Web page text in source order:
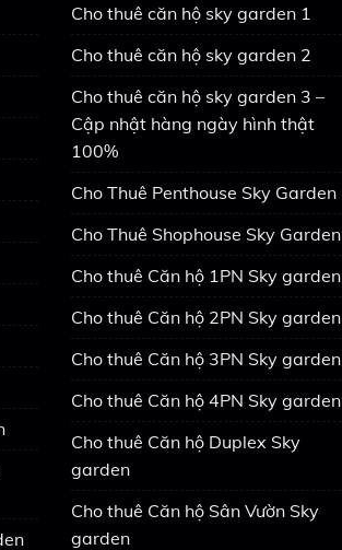
Cho thuê căn hộ sky garden 1
Cho thuê căn hộ sky garden 2
Cho thuê căn hộ sky garden 3 –
Cập nhật hàng ngày hình thật
100%
Cho Thuê Penthouse Sky Garden
Cho Thuê Shophouse Sky Garden
Cho thuê Căn hộ 1PN Sky garden
Cho thuê Căn hộ 2PN Sky garden
Cho thuê Căn hộ 3PN Sky garden
Cho thuê Căn hộ 4PN Sky garden
Cho thuê Căn hộ Duplex Sky
garden
Cho thuê Căn hộ Sân Vườn Sky
garden